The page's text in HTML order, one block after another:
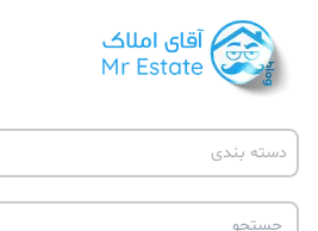
دسته بندی
آقای مشاور املاک
آکادمی آقای املاک